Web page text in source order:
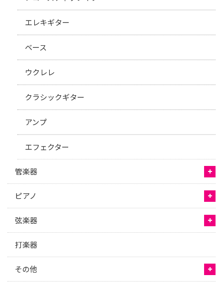
エレキギター
ベース
ウクレレ
クラシックギター
アンプ
エフェクター
管楽器
ピアノ
弦楽器
打楽器
その他